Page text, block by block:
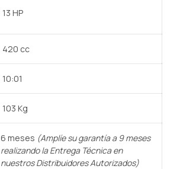
13 HP
420 cc
10:01
103 Kg
6 meses (Amplíe su garantía a 9 meses
realizando la Entrega Técnica en
nuestros Distribuidores Autorizados)